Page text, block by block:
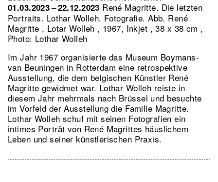
01.03.2023 – 22.12.2023 René Magritte. Die letzten
Portraits. Lothar Wolleh. Fotografie.Abb. René
Magritte , Lotar Wolleh , 1967, Inkjet , 38 x 38 cm ,
Photo: Lothar Wolleh
Im Jahr 1967 organisierte das Museum Boymans-
van Beuningen in Rotterdam eine retrospektive
Ausstellung, die dem belgischen Künstler René
Magritte gewidmet war. Lothar Wolleh reiste in
diesem Jahr mehrmals nach Brüssel und besuchte
im Vorfeld der Ausstellung die Familie Magritte.
Lothar Wolleh schuf mit seinen Fotografien ein
intimes Porträt von René Magrittes häuslichem
Leben und seiner künstlerischen Praxis.